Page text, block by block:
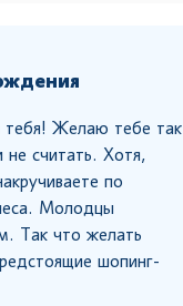
Желаю тебе так
считать. Хотя,
по
Молодцы
Так что желать
шопинг-